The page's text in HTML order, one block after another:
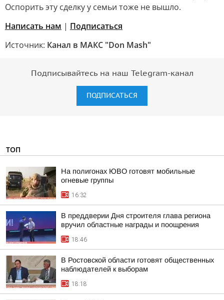
Оспорить эту сделку у семьи тоже не вышло.
Написать нам | Подписаться
Источник: Канал в МАКС "Don Mash"
Подписывайтесь на наш Telegram-канал
ПОДПИСАТЬСЯ
ТОП
На полигонах ЮВО готовят мобильные
огневые группы
16:32
В преддверии Дня строителя глава региона
вручил областные награды и поощрения
18:46
В Ростовской области готовят общественных
наблюдателей к выборам
18:18